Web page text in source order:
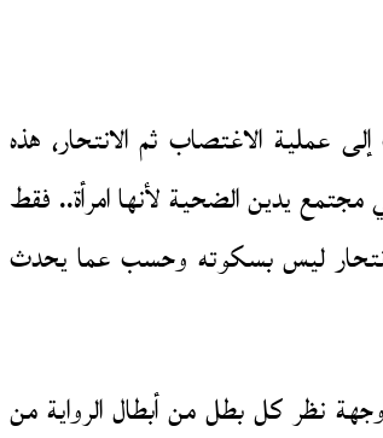
عملية الاغتصاب ثم الانتحار، هذه
يدين الضحية لأنها امرأة.. فقط
ليس بسكوته وحسب عما يحدث
نظر كل بطل من أبطال الرواية من